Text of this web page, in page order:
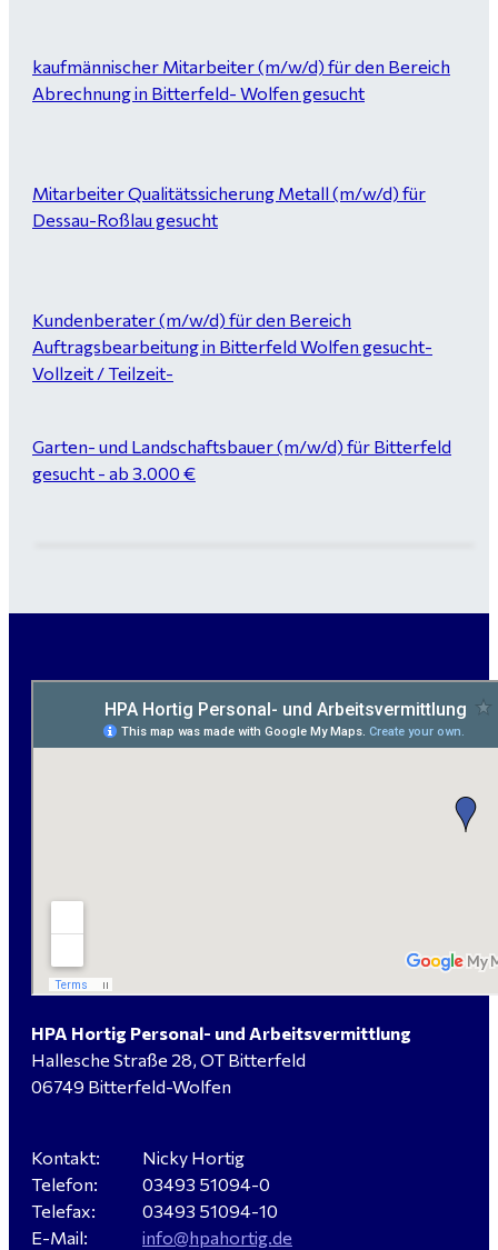
kaufmännischer Mitarbeiter (m/w/d) für den Bereich
Abrechnung in Bitterfeld- Wolfen gesucht
Mitarbeiter Qualitätssicherung Metall (m/w/d) für
Dessau-Roßlau gesucht
Kundenberater (m/w/d) für den Bereich
Auftragsbearbeitung in Bitterfeld Wolfen gesucht-
Vollzeit / Teilzeit-
Garten- und Landschaftsbauer (m/w/d) für Bitterfeld
gesucht - ab 3.000 €
handwerklicher Allrounder (m/w/d) für Bitterfeld-
Wolfen gesucht
Sandersdorf- Brehna gesucht
Verkäufer / Fachberater (m/w/d) - Baustoffe Fliesen -
Servicemeister Kfz (m/w/d) - Bitterfeld-Wolfen
gesucht - ab 4.500,00 €
HPA Hortig Personal- und Arbeitsvermittlung
Hallesche Straße 28, OT Bitterfeld
06749 Bitterfeld-Wolfen
Kontakt:
Telefon:
Telefax:
E-Mail:
Nicky Hortig
03493 51094-0
03493 51094-10
info@hpahortig.de